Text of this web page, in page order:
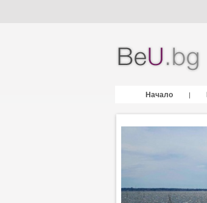
Начало |